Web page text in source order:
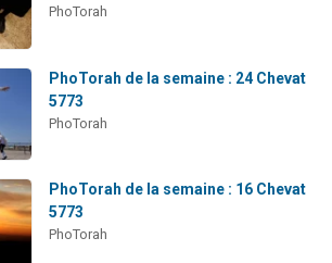
PhoTorah
PhoTorah de la semaine : 24 Chevat
5773
PhoTorah
PhoTorah de la semaine : 16 Chevat
5773
PhoTorah